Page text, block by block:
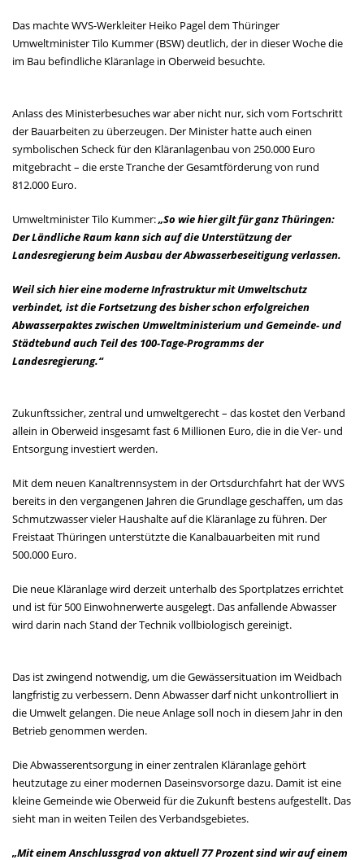
Das machte WVS-Werkleiter Heiko Pagel dem Thüringer
Umweltminister Tilo Kummer (BSW) deutlich, der in dieser Woche die
im Bau befindliche Kläranlage in Oberweid besuchte.
Anlass des Ministerbesuches war aber nicht nur, sich vom Fortschritt
der Bauarbeiten zu überzeugen. Der Minister hatte auch einen
symbolischen Scheck für den Kläranlagenbau von 250.000 Euro
mitgebracht – die erste Tranche der Gesamtförderung von rund
812.000 Euro.
Umweltminister Tilo Kummer:„So wie hier gilt für ganz Thüringen:
Der Ländliche Raum kann sich auf die Unterstützung der
Landesregierung beim Ausbau der Abwasserbeseitigung verlassen.
Weil sich hier eine moderne Infrastruktur mit Umweltschutz
verbindet, ist die Fortsetzung des bisher schon erfolgreichen
Abwasserpaktes zwischen Umweltministerium und Gemeinde- und
Städtebund auch Teil des 100-Tage-Programms der
Landesregierung.“
Zukunftssicher, zentral und umweltgerecht – das kostet den Verband
allein in Oberweid insgesamt fast 6 Millionen Euro, die in die Ver- und
Entsorgung investiert werden.
Mit dem neuen Kanaltrennsystem in der Ortsdurchfahrt hat der WVS
bereits in den vergangenen Jahren die Grundlage geschaffen, um das
Schmutzwasser vieler Haushalte auf die Kläranlage zu führen. Der
Freistaat Thüringen unterstützte die Kanalbauarbeiten mit rund
500.000 Euro.
Die neue Kläranlage wird derzeit unterhalb des Sportplatzes errichtet
und ist für 500 Einwohnerwerte ausgelegt. Das anfallende Abwasser
wird darin nach Stand der Technik vollbiologisch gereinigt.
Das ist zwingend notwendig, um die Gewässersituation im Weidbach
langfristig zu verbessern. Denn Abwasser darf nicht unkontrolliert in
die Umwelt gelangen. Die neue Anlage soll noch in diesem Jahr in den
Betrieb genommen werden.
Die Abwasserentsorgung in einer zentralen Kläranlage gehört
heutzutage zu einer modernen Daseinsvorsorge dazu. Damit ist eine
kleine Gemeinde wie Oberweid für die Zukunft bestens aufgestellt. Das
sieht man in weiten Teilen des Verbandsgebietes.
„Mit einem Anschlussgrad von aktuell 77 Prozent sind wir auf einem